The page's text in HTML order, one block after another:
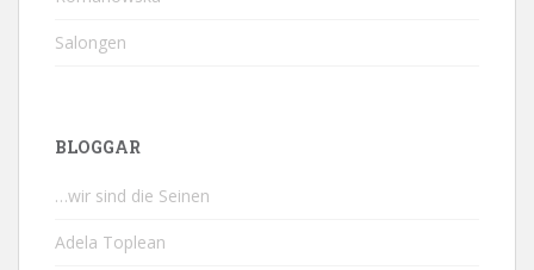
Salongen
BLOGGAR
…wir sind die Seinen
Adela Toplean